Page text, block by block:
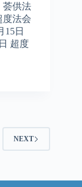
荟供法
度法会
15日
超度
NEXT